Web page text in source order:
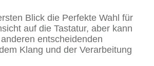
Blick die Perfekte Wahl für
auf die Tastatur, aber kann
entscheidenden
Klang und der Verarbeitung